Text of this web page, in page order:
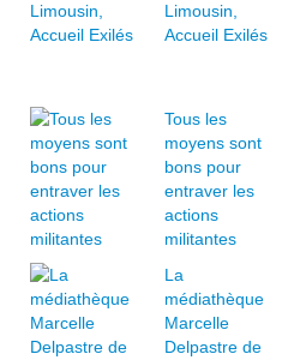
Limousin,
Accueil Exilés
Tous les
moyens sont
bons pour
entraver les
actions
militantes
La
médiathèque
Marcelle
Delpastre de